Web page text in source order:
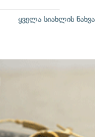
ყველა სიახლის ნახვა